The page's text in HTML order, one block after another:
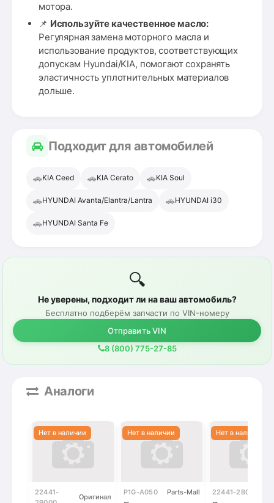
мотора.
📌 Используйте качественное масло:
Регулярная замена моторного масла и
использование продуктов, соответствующих
допускам Hyundai/KIA, помогают сохранять
эластичность уплотнительных материалов
дольше.
Подходит для автомобилей
🚗KIA Ceed 🚗KIA Cerato 🚗KIA Soul
🚗HYUNDAI Avanta/Elantra/Lantra 🚗HYUNDAI i30
🚗HYUNDAI Santa Fe
🔍
Не уверены, подходит ли на ваш автомобиль?
Бесплатно подберём запчасти по VIN-номеру
Отправить VIN
8 (800) 775-27-85
Аналоги
22441-
Оригинал
P1G-A050 Parts-Mall 22441-2B002